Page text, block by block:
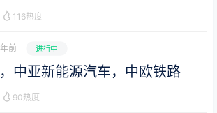
116热度
前 进行中
中亚新能源汽车，中欧铁路
90热度